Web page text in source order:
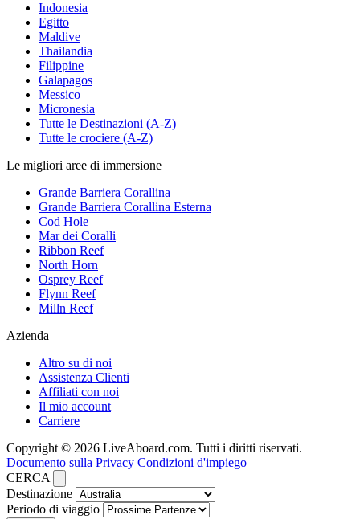
Indonesia
Egitto
Maldive
Thailandia
Filippine
Galapagos
Messico
Micronesia
Tutte le Destinazioni (A-Z)
Tutte le crociere (A-Z)
Le migliori aree di immersione
Grande Barriera Corallina
Grande Barriera Corallina Esterna
Cod Hole
Mar dei Coralli
Ribbon Reef
North Horn
Osprey Reef
Flynn Reef
Milln Reef
Azienda
Altro su di noi
Assistenza Clienti
Affiliati con noi
Il mio account
Carriere
Copyright © 2026 LiveAboard.com. Tutti i diritti riservati.
Documento sulla Privacy Condizioni d'impiego
CERCA
Destinazione
Periodo di viaggio